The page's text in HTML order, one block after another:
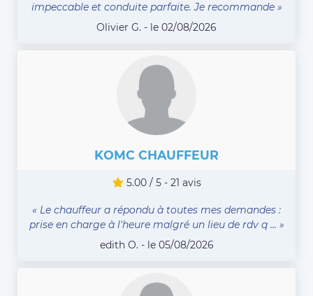
impeccable et conduite parfaite. Je recommande »
Olivier G. - le 02/08/2026
KOMC CHAUFFEUR
5.00 / 5 - 21 avis
« Le chauffeur a répondu à toutes mes demandes :
prise en charge à l'heure malgré un lieu de rdv q ... »
edith O. - le 05/08/2026